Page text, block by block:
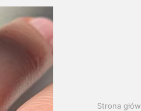
Strona